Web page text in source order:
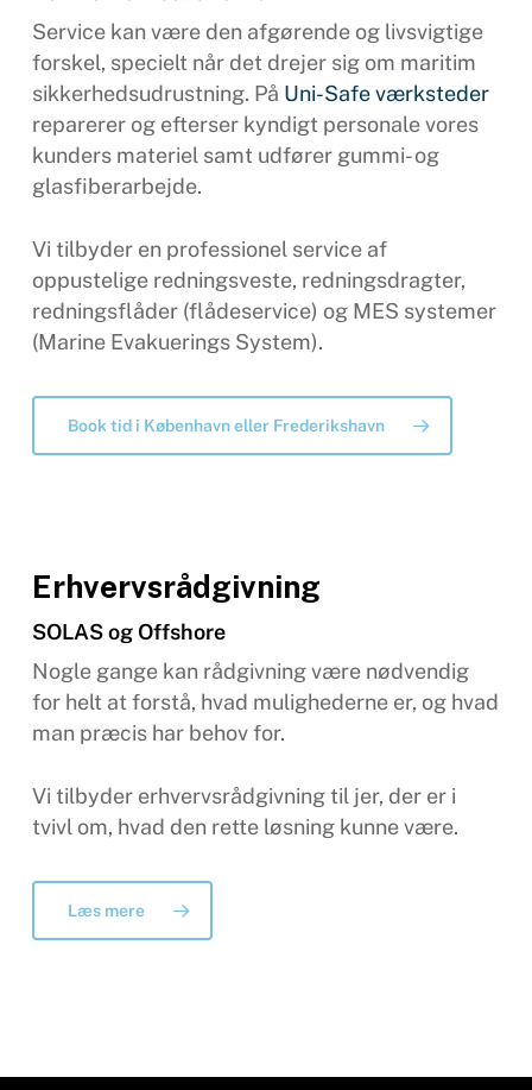
Service kan være den afgørende og livsvigtige
forskel, specielt når det drejer sig om maritim
sikkerhedsudrustning. På Uni-Safe værksteder
reparerer og efterser kyndigt personale vores
kunders materiel samt udfører gummi- og
glasfiberarbejde.
Vi tilbyder en professionel service af
oppustelige redningsveste, redningsdragter,
redningsflåder (flådeservice) og MES systemer
(Marine Evakuerings System).
Book tid i København eller Frederikshavn
Erhvervsrådgivning
SOLAS og Offshore
Nogle gange kan rådgivning være nødvendig
for helt at forstå, hvad mulighederne er, og hvad
man præcis har behov for.
Vi tilbyder erhvervsrådgivning til jer, der er i
tvivl om, hvad den rette løsning kunne være.
Læs mere